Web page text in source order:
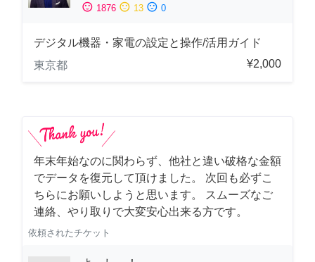
sentiment_satisfied 1876 sentiment_neutral 13 sentiment_dissatisfied 0
デジタル機器・家電の設定と操作/活用ガイド
東京都
¥2,000
年末年始なのに関わらず、他社と違い破格な金額
でデータを復元して頂けました。 次回も必ずこ
ちらにお願いしようと思います。 スムーズなご
連絡、やり取りで大変安心出来る方です。
依頼されたチケット